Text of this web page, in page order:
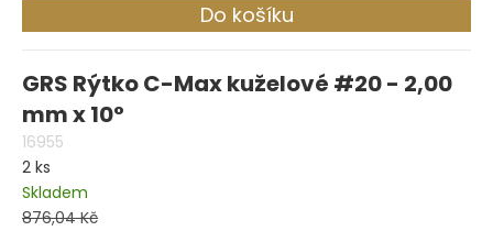
Do košíku
GRS Rýtko C-Max kuželové #20 - 2,00
mm x 10°
16955
2 ks
Skladem
876,04 Kč